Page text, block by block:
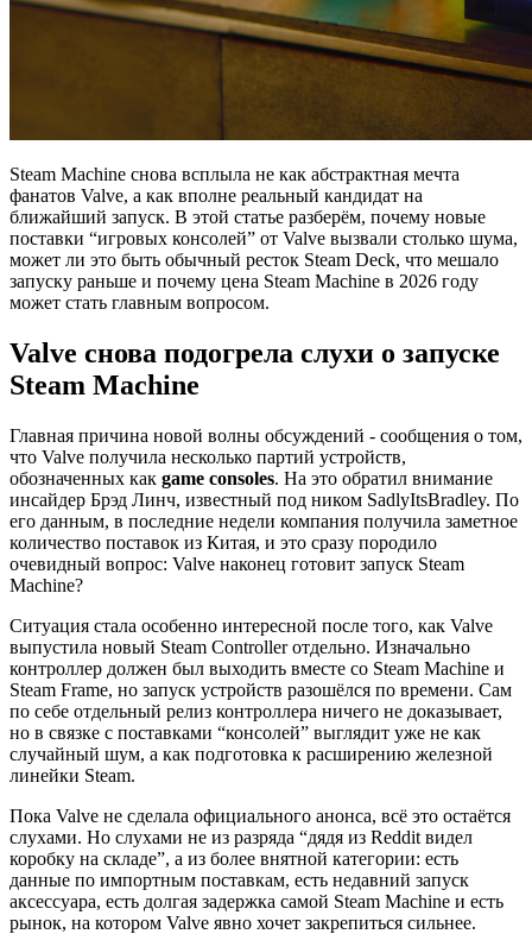
Steam Machine снова всплыла не как абстрактная мечта
фанатов Valve, а как вполне реальный кандидат на
ближайший запуск. В этой статье разберём, почему новые
поставки “игровых консолей” от Valve вызвали столько шума,
может ли это быть обычный ресток Steam Deck, что мешало
запуску раньше и почему цена Steam Machine в 2026 году
может стать главным вопросом.
Valve снова подогрела слухи о запуске
Steam Machine
Главная причина новой волны обсуждений - сообщения о том,
что Valve получила несколько партий устройств,
обозначенных как game consoles. На это обратил внимание
инсайдер Брэд Линч, известный под ником SadlyItsBradley. По
его данным, в последние недели компания получила заметное
количество поставок из Китая, и это сразу породило
очевидный вопрос: Valve наконец готовит запуск Steam
Machine?
Ситуация стала особенно интересной после того, как Valve
выпустила новый Steam Controller отдельно. Изначально
контроллер должен был выходить вместе со Steam Machine и
Steam Frame, но запуск устройств разошёлся по времени. Сам
по себе отдельный релиз контроллера ничего не доказывает,
но в связке с поставками “консолей” выглядит уже не как
случайный шум, а как подготовка к расширению железной
линейки Steam.
Пока Valve не сделала официального анонса, всё это остаётся
слухами. Но слухами не из разряда “дядя из Reddit видел
коробку на складе”, а из более внятной категории: есть
данные по импортным поставкам, есть недавний запуск
аксессуара, есть долгая задержка самой Steam Machine и есть
рынок, на котором Valve явно хочет закрепиться сильнее.